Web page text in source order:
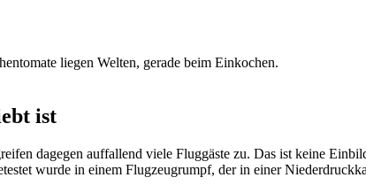
liegen Welten, gerade beim Einkochen.
ist
dagegen auffallend viele Fluggäste zu. Das ist keine
wurde in einem Flugzeugrumpf, der in einer